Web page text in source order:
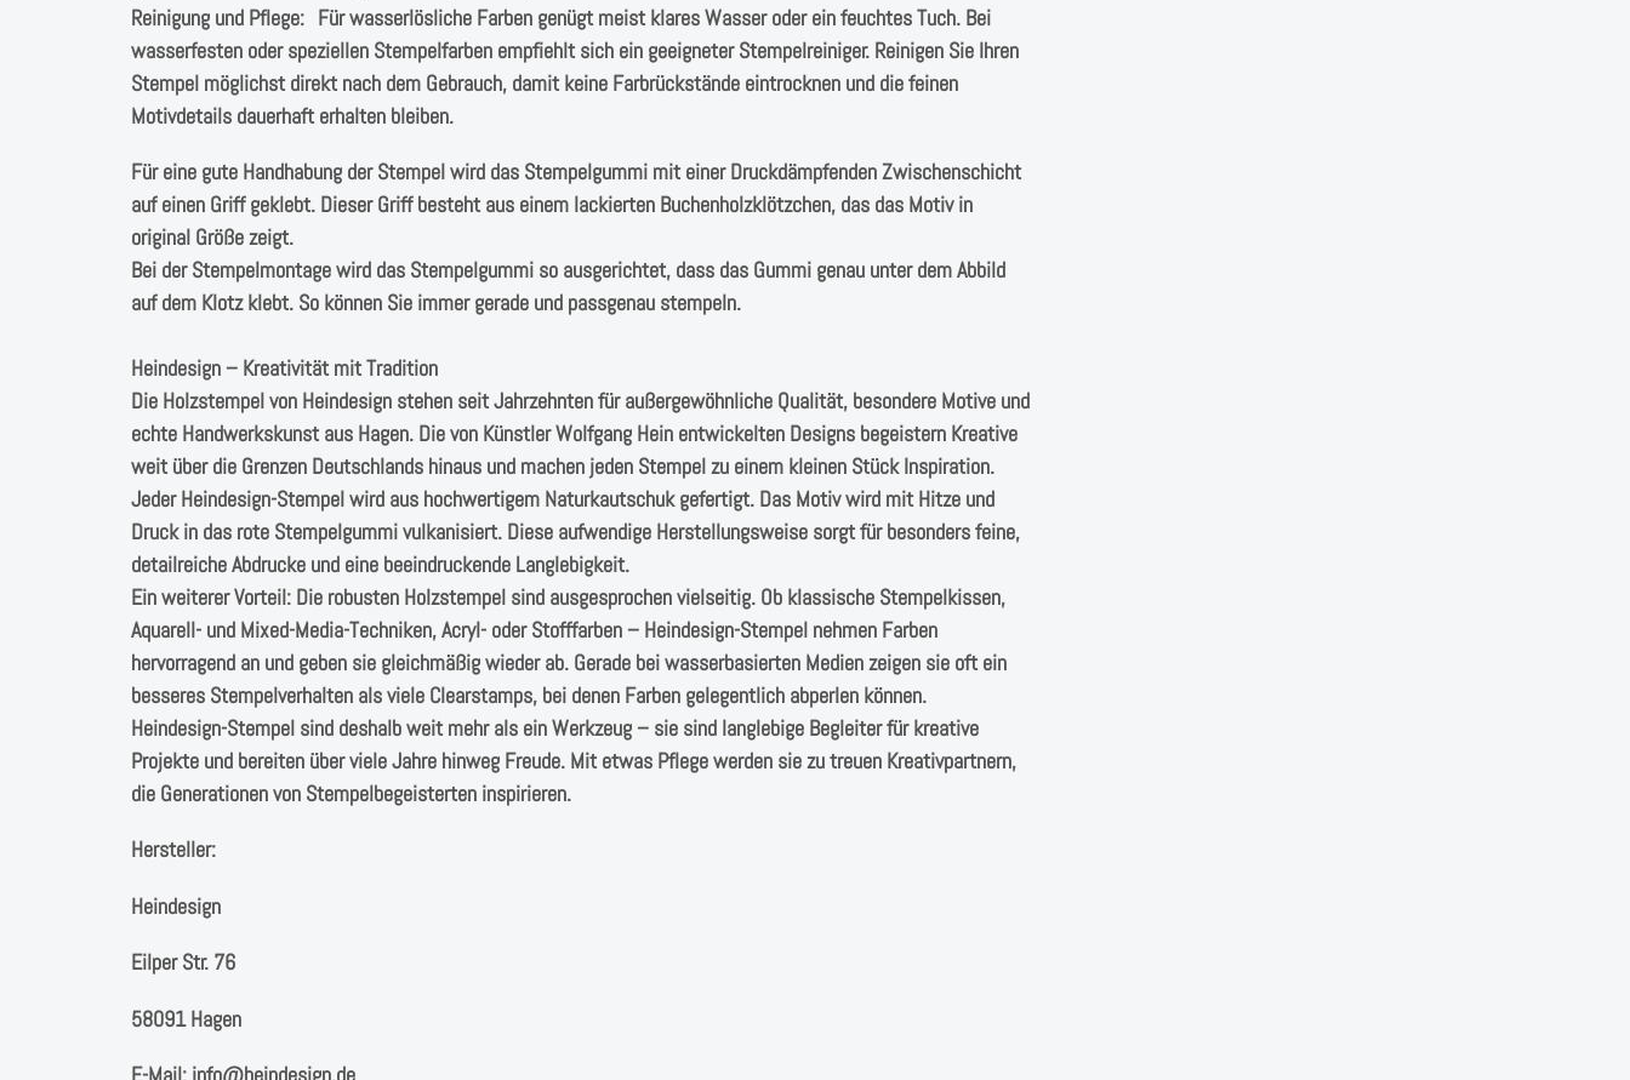
Reinigung und Pflege: Für wasserlösliche Farben genügt meist klares Wasser oder ein feuchtes Tuch. Bei
wasserfesten oder speziellen Stempelfarben empfiehlt sich ein geeigneter Stempelreiniger. Reinigen Sie Ihren
Stempel möglichst direkt nach dem Gebrauch, damit keine Farbrückstände eintrocknen und die feinen
Motivdetails dauerhaft erhalten bleiben.
Für eine gute Handhabung der Stempel wird das Stempelgummi mit einer Druckdämpfenden Zwischenschicht
auf einen Griff geklebt. Dieser Griff besteht aus einem lackierten Buchenholzklötzchen, das das Motiv in
original Größe zeigt.
Bei der Stempelmontage wird das Stempelgummi so ausgerichtet, dass das Gummi genau unter dem Abbild
auf dem Klotz klebt. So können Sie immer gerade und passgenau stempeln.
Heindesign – Kreativität mit Tradition
Die Holzstempel von Heindesign stehen seit Jahrzehnten für außergewöhnliche Qualität, besondere Motive und
echte Handwerkskunst aus Hagen. Die von Künstler Wolfgang Hein entwickelten Designs begeistern Kreative
weit über die Grenzen Deutschlands hinaus und machen jeden Stempel zu einem kleinen Stück Inspiration.
Jeder Heindesign-Stempel wird aus hochwertigem Naturkautschuk gefertigt. Das Motiv wird mit Hitze und
Druck in das rote Stempelgummi vulkanisiert. Diese aufwendige Herstellungsweise sorgt für besonders feine,
detailreiche Abdrucke und eine beeindruckende Langlebigkeit.
Ein weiterer Vorteil: Die robusten Holzstempel sind ausgesprochen vielseitig. Ob klassische Stempelkissen,
Aquarell- und Mixed-Media-Techniken, Acryl- oder Stofffarben – Heindesign-Stempel nehmen Farben
hervorragend an und geben sie gleichmäßig wieder ab. Gerade bei wasserbasierten Medien zeigen sie oft ein
besseres Stempelverhalten als viele Clearstamps, bei denen Farben gelegentlich abperlen können.
Heindesign-Stempel sind deshalb weit mehr als ein Werkzeug – sie sind langlebige Begleiter für kreative
Projekte und bereiten über viele Jahre hinweg Freude. Mit etwas Pflege werden sie zu treuen Kreativpartnern,
die Generationen von Stempelbegeisterten inspirieren.
Hersteller:
Heindesign
Eilper Str. 76
58091 Hagen